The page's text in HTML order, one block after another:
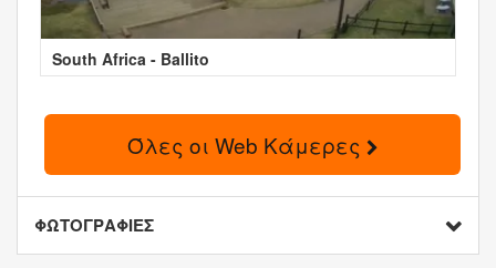
South Africa - Ballito
Όλες οι Web Κάμερες
ΦΩΤΟΓΡΑΦΙΕΣ